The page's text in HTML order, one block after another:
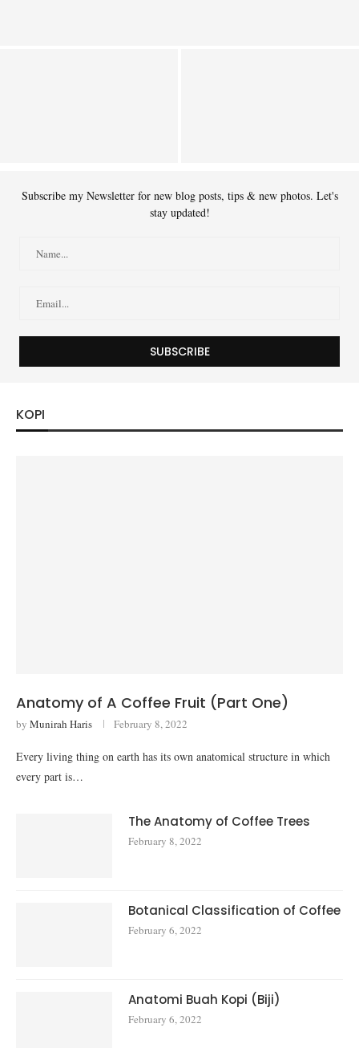
Subscribe my Newsletter for new blog posts, tips & new photos. Let's
stay updated!
KOPI
Anatomy of A Coffee Fruit (Part One)
by Munirah Haris February 8, 2022
Every living thing on earth has its own anatomical structure in which
every part is…
The Anatomy of Coffee Trees
February 8, 2022
Botanical Classification of Coffee
February 6, 2022
Anatomi Buah Kopi (Biji)
February 6, 2022